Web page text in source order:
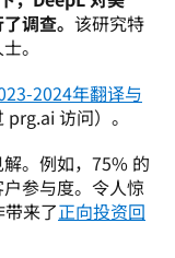
调查。 该研究特
。
2024年翻译与
prg.ai 访问）。
。例如，75% 的
参与度。令人惊
来了正向投资回